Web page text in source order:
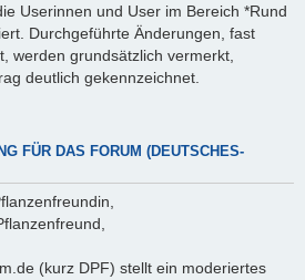
Userinnen und User im Bereich *Rund
Durchgeführte Änderungen, fast
werden grundsätzlich vermerkt,
deutlich gekennzeichnet.
FÜR DAS FORUM (DEUTSCHES-
(kurz DPF) stellt ein moderiertes